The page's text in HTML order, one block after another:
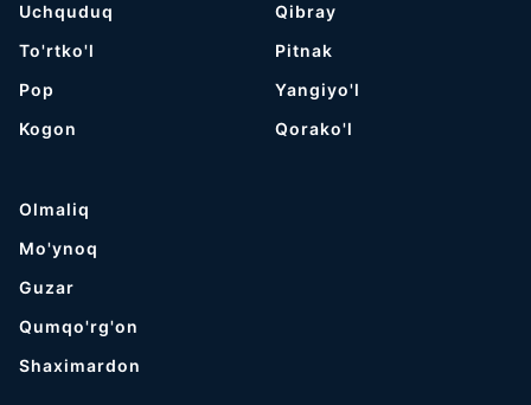
Uchquduq
To'rtko'l
Pop
Kogon
Qibray
Pitnak
Yangiyo'l
Qorako'l
Olmaliq
Mo'ynoq
Guzar
Qumqo'rg'on
Shaximardon